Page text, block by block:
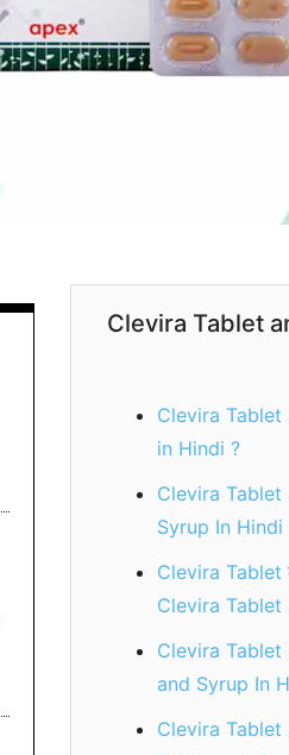
Clevira Tablet
Clevira Tablet
in Hindi ?
Clevira Tablet
Syrup In Hindi
Clevira Tablet
Clevira Tablet
Clevira Tablet
and Syrup In
Clevira Tablet